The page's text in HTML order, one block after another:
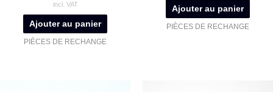
incl. VAT
Ajouter au panier
PIÈCES DE RECHANGE
Ajouter au panier
PIÈCES DE RECHANGE